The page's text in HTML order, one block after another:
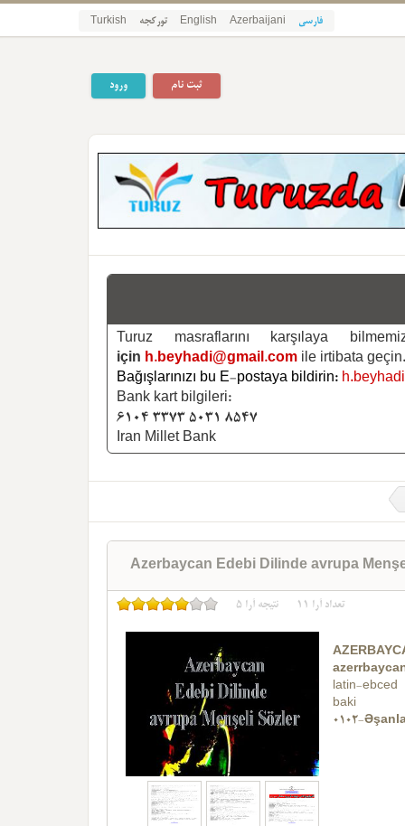
فارسی Azerbaijani
English تورکجه Turkish
ورود ثبت نام
Turuz masraflarını karşılaya
için h.beyhadi@gmail.com ile irtibata geçin.
Bağışlarınızı bu E-postaya bildirin:
Bank kart bilgileri:
6104 3373 5031 8547
Iran Millet Bank
Azerbaycan Edebi Dilinde avrupa
تعداد آرا 11 نتیجه آرا 5
latin-ebced
baki
0102-